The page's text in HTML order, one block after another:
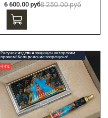
6 600.00 руб8 250.00 руб
Рисунок изделия защищен авторским
правом! Копирование запрещено!
-14%